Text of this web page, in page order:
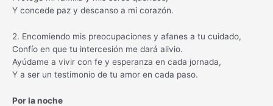
Y concede paz y descanso a mi corazón.
2. Encomiendo mis preocupaciones y afanes a tu cuidado,
Confío en que tu intercesión me dará alivio.
Ayúdame a vivir con fe y esperanza en cada jornada,
Y a ser un testimonio de tu amor en cada paso.
Por la noche